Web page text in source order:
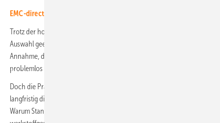
EMC-direct: PA12 und Edelstahl sichern hohe Lebensdauer
Trotz der hohen Relevanz herrscht vielfach Unwissenheit bei der
Auswahl geeigneter C-Teile. So hält sich in der Branche hartnäckig die
Annahme, dass UV-stabilisierte Kabelbinder aus Polyamid 6.6 (PA6.6)
problemlos über die gesamte Laufzeit eines Solarparks durchhalten.
Doch die Praxis zeigt: Wer nur auf den Stückpreis schaut, riskiert
langfristig die Wirtschaftlichkeit und Sicherheit des gesamten Projekts.
Warum Standardmaterialien an ihre Grenzen stoßen und weshalb die